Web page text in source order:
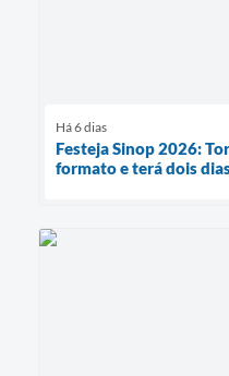
Há 6 dias
Festeja Sinop 2026:
formato e terá dois